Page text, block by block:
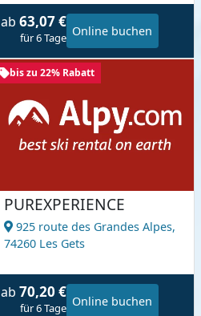
ab 63,07 €
für 6 Tage Online buchen
bis zu 22% Rabatt
PUREXPERIENCE
925 route des Grandes Alpes,
74260 Les Gets
ab 70,20 €
für 6 Tage Online buchen